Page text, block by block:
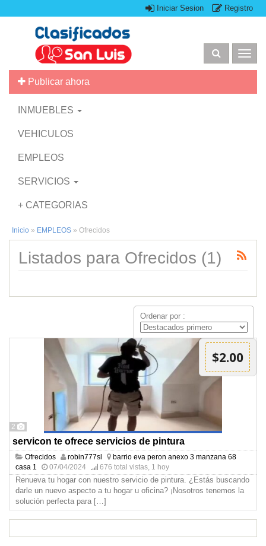
Iniciar Sesion Registro
Publicar ahora
INMUEBLES
VEHICULOS
EMPLEOS
SERVICIOS
+ CATEGORIAS
Inicio » EMPLEOS » Ofrecidos
Listados para Ofrecidos (1)
Ordenar por :
2
$2.00
servicon te ofrece servicios de pintura
Ofrecidos robin777sl
barrio eva peron anexo 3 manzana 68
casa 1
07/04/2024 676 total vistas, 1 hoy
Renueva tu hogar con nuestro servicio de pintura. ¿Estás buscando
darle un nuevo aspecto a tu hogar u oficina? ¡Nosotros tenemos la
solución perfecta para […]